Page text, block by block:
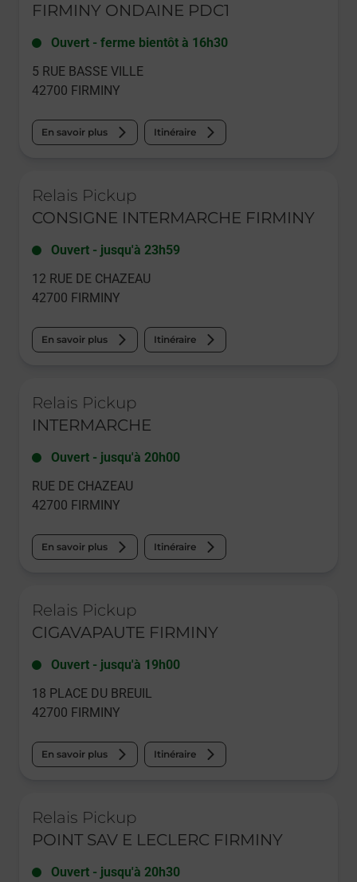
FIRMINY ONDAINE PDC1
Ouvert - ferme bientôt à 16h30
5 RUE BASSE VILLE
42700 FIRMINY
En savoir plus Itinéraire
Relais Pickup
CONSIGNE INTERMARCHE FIRMINY
Ouvert - jusqu'à 23h59
12 RUE DE CHAZEAU
42700 FIRMINY
En savoir plus Itinéraire
Relais Pickup
INTERMARCHE
Ouvert - jusqu'à 20h00
RUE DE CHAZEAU
42700 FIRMINY
En savoir plus Itinéraire
Relais Pickup
CIGAVAPAUTE FIRMINY
Ouvert - jusqu'à 19h00
18 PLACE DU BREUIL
42700 FIRMINY
En savoir plus Itinéraire
Relais Pickup
POINT SAV E LECLERC FIRMINY
Ouvert - jusqu'à 20h30